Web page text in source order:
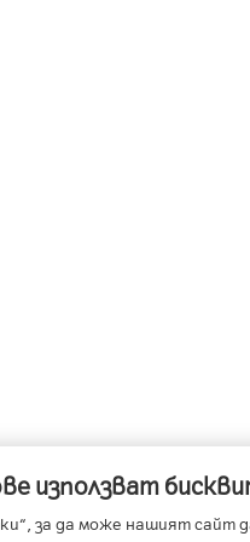
A1 Austria - A1 Croatia
използват
за да може нашият сайт